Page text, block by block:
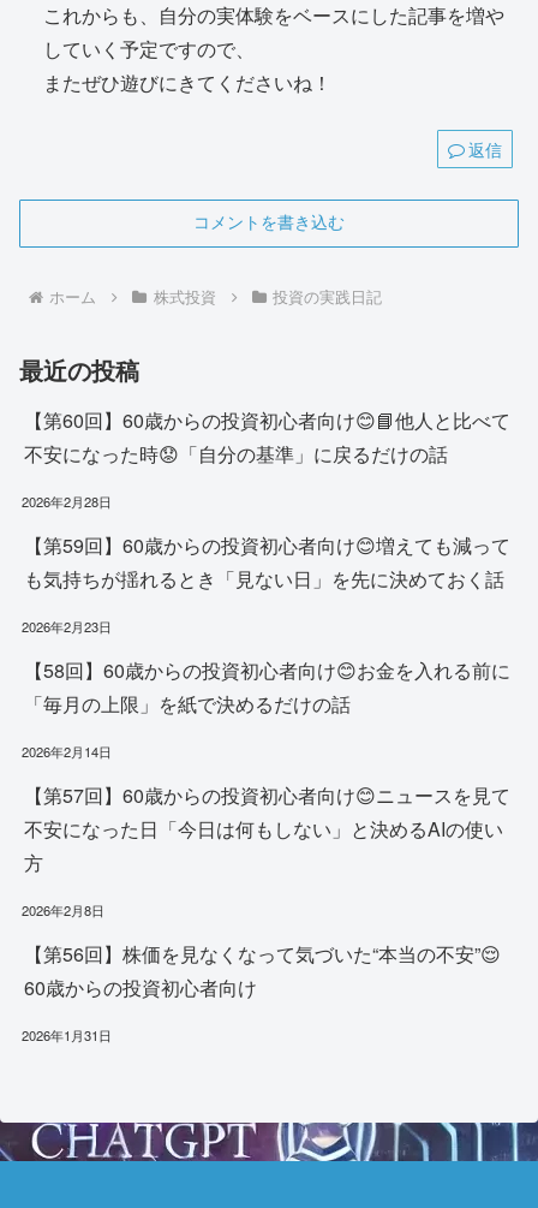
これからも、自分の実体験をベースにした記事を増や
していく予定ですので、
またぜひ遊びにきてくださいね！
返信
コメントを書き込む
ホーム 株式投資 投資の実践日記
最近の投稿
【第60回】60歳からの投資初心者向け😊📘他人と比べて
不安になった時😟「自分の基準」に戻るだけの話
2026年2月28日
【第59回】60歳からの投資初心者向け😊増えても減って
も気持ちが揺れるとき「見ない日」を先に決めておく話
2026年2月23日
【58回】60歳からの投資初心者向け😊お金を入れる前に
「毎月の上限」を紙で決めるだけの話
2026年2月14日
【第57回】60歳からの投資初心者向け😊ニュースを見て
不安になった日「今日は何もしない」と決めるAIの使い
方
2026年2月8日
【第56回】株価を見なくなって気づいた“本当の不安”😌
60歳からの投資初心者向け
2026年1月31日